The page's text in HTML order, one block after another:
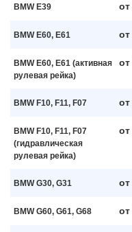
BMW E39 от
BMW E60, E61 от
BMW E60, E61 (активная
рулевая рейка)
от
BMW F10, F11, F07 от
BMW F10, F11, F07
(гидравлическая
рулевая рейка)
от
BMW G30, G31 от
BMW G60, G61, G68 от